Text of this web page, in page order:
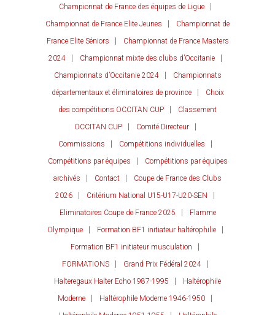
Championnat de France des équipes de Ligue
Championnat de France Elite Jeunes
Championnat de
France Elite Séniors
Championnat de France Masters
2024
Championnat mixte des clubs d’Occitanie
Championnats d’Occitanie 2024
Championnats
départementaux et éliminatoires de province
Choix
des compétitions OCCITAN CUP
Classement
OCCITAN CUP
Comité Directeur
Commissions
Compétitions individuelles
Compétitions par équipes
Compétitions par équipes
archivés
Contact
Coupe de France des Clubs
2026
Critérium National U15-U17-U20-SEN
Eliminatoires Coupe de France 2025
Flamme
Olympique
Formation BF1 initiateur haltérophilie
Formation BF1 initiateur musculation
FORMATIONS
Grand Prix Fédéral 2024
Halteregaux Halter Echo 1987-1995
Haltérophile
Moderne
Haltérophile Moderne 1946-1950